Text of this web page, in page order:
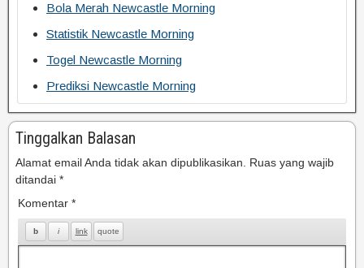
Bola Merah Newcastle Morning
Statistik Newcastle Morning
Togel Newcastle Morning
Prediksi Newcastle Morning
Tinggalkan Balasan
Alamat email Anda tidak akan dipublikasikan.
Ruas yang wajib
ditandai *
Komentar *